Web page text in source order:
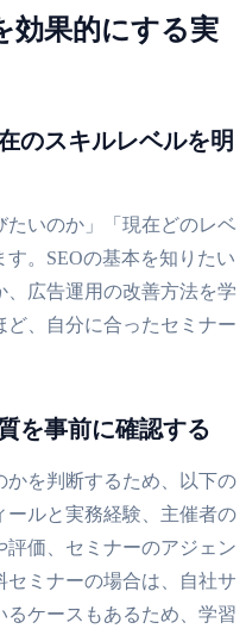
効果的にする実
のスキルレベルを明
いのか」「現在どのレベ
。SEOの基本を知りたい
広告運用の改善方法を学
、自分に合ったセミナー
を事前に確認する
かを判断するため、以下の
ールと実務経験、主催者の
価、セミナーのアジェン
セミナーの場合は、自社サ
ケースもあるため、学習